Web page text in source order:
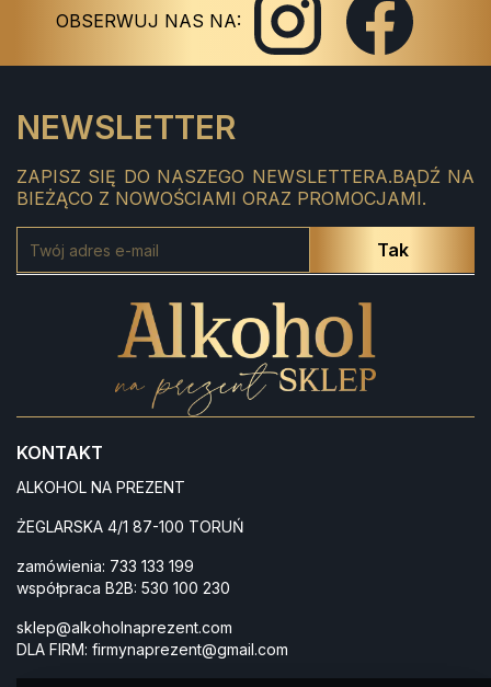
OBSERWUJ NAS NA:
NEWSLETTER
ZAPISZ SIĘ DO NASZEGO NEWSLETTERA.BĄDŹ NA
BIEŻĄCO Z NOWOŚCIAMI ORAZ PROMOCJAMI.
KONTAKT
ALKOHOL NA PREZENT
ŻEGLARSKA 4/1 87-100 TORUŃ
zamówienia: 733 133 199
współpraca B2B: 530 100 230
sklep@alkoholnaprezent.com
DLA FIRM: firmynaprezent@gmail.com